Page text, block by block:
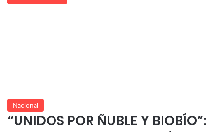
Nacional
“UNIDOS POR ÑUBLE Y BIOBÍO”: